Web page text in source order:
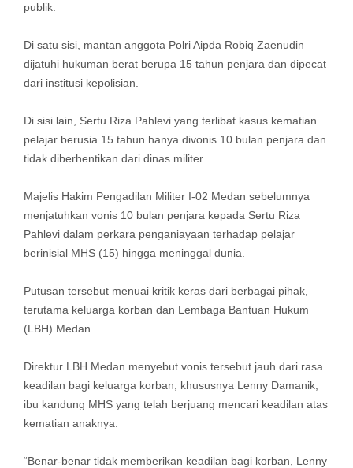
publik.
Di satu sisi, mantan anggota Polri Aipda Robiq Zaenudin
dijatuhi hukuman berat berupa 15 tahun penjara dan dipecat
dari institusi kepolisian.
Di sisi lain, Sertu Riza Pahlevi yang terlibat kasus kematian
pelajar berusia 15 tahun hanya divonis 10 bulan penjara dan
tidak diberhentikan dari dinas militer.
Majelis Hakim Pengadilan Militer I-02 Medan sebelumnya
menjatuhkan vonis 10 bulan penjara kepada Sertu Riza
Pahlevi dalam perkara penganiayaan terhadap pelajar
berinisial MHS (15) hingga meninggal dunia.
Putusan tersebut menuai kritik keras dari berbagai pihak,
terutama keluarga korban dan Lembaga Bantuan Hukum
(LBH) Medan.
Direktur LBH Medan menyebut vonis tersebut jauh dari rasa
keadilan bagi keluarga korban, khususnya Lenny Damanik,
ibu kandung MHS yang telah berjuang mencari keadilan atas
kematian anaknya.
“Benar-benar tidak memberikan keadilan bagi korban, Lenny